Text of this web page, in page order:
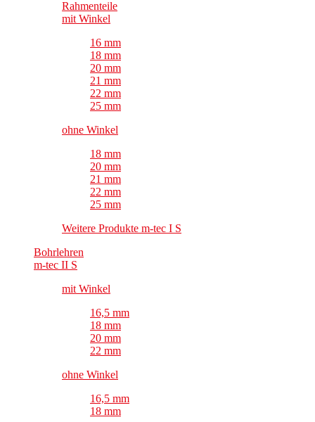
Rahmenteile
mit Winkel
16 mm
18 mm
20 mm
21 mm
22 mm
25 mm
ohne Winkel
18 mm
20 mm
21 mm
22 mm
25 mm
Weitere Produkte m-tec I S
Bohrlehren
m-tec II S
mit Winkel
16,5 mm
18 mm
20 mm
22 mm
ohne Winkel
16,5 mm
18 mm